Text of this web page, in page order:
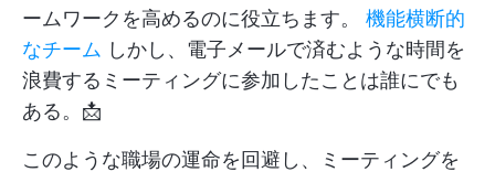
ームワークを高めるのに役立ちます。 機能横断的
なチーム しかし、電子メールで済むような時間を
浪費するミーティングに参加したことは誰にでも
ある。📩
このような職場の運命を回避し、ミーティングを